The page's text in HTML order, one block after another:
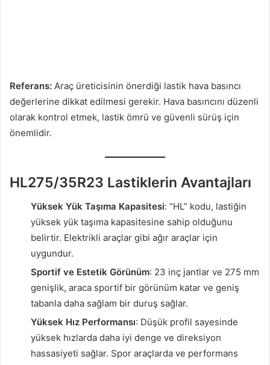
Referans: Araç üreticisinin önerdiği lastik hava basıncı
değerlerine dikkat edilmesi gerekir. Hava basıncını düzenli
olarak kontrol etmek, lastik ömrü ve güvenli sürüş için
önemlidir.
HL275/35R23 Lastiklerin Avantajları
Yüksek Yük Taşıma Kapasitesi: “HL” kodu, lastiğin
yüksek yük taşıma kapasitesine sahip olduğunu
belirtir. Elektrikli araçlar gibi ağır araçlar için
uygundur.
Sportif ve Estetik Görünüm: 23 inç jantlar ve 275 mm
genişlik, araca sportif bir görünüm katar ve geniş
tabanla daha sağlam bir duruş sağlar.
Yüksek Hız Performansı: Düşük profil sayesinde
yüksek hızlarda daha iyi denge ve direksiyon
hassasiyeti sağlar. Spor araçlarda ve performans